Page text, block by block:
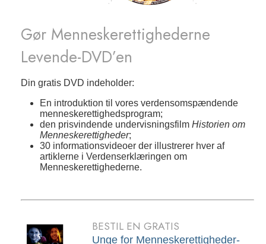
Gør Menneskerettighederne
Levende-DVD’en
Din gratis DVD indeholder:
En introduktion til vores verdensomspændende
menneskerettighedsprogram;
den prisvindende undervisningsfilm Historien om
Menneskerettigheder;
30 informationsvideoer der illustrerer hver af
artiklerne i Verdenserklæringen om
Menneskerettighederne.
BESTIL EN GRATIS
Unge for Menneskerettigheder-